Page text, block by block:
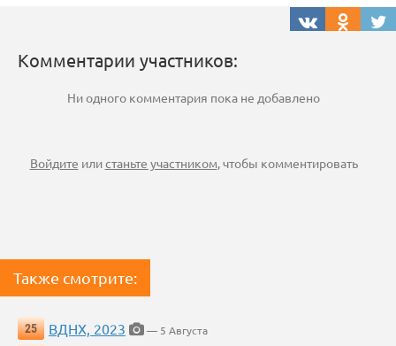
Комментарии участников:
Ни одного комментария пока не добавлено
Войдите илистаньте участником, чтобы комментировать
Также смотрите:
25 ВДНХ, 2023
— 5 Августа